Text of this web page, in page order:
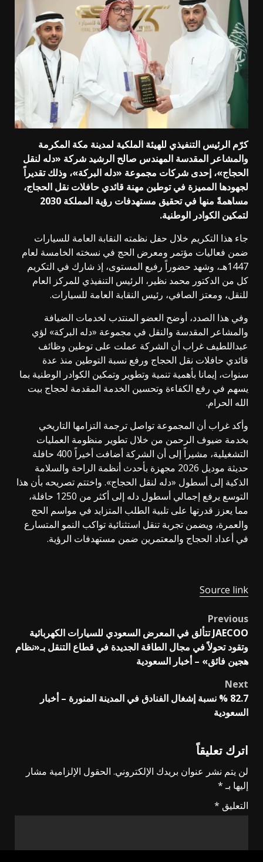
كرّم الرئيس التنفيذي للهيئة الملكية لمدينة مكة المكرمة
والمشاعر المقدسة المهندس صالح الرشيد شركة «دله لنقل
الحجاج»، إحدى شركات مجموعة «دله البركة»، وذلك تقديراً
لجهودها المميزة في توطين مهنة قائدي حافلات نقل الحجاج،
مساهمةً منها في تحقيق مستهدفات رؤية المملكة 2030
لتمكين الكوادر الوطنية.
جاء هذا التكريم خلال حفل نظمته النقابة العامة للسيارات
ضمن فعاليات مؤتمر ومعرض الحج في نسخته الخامسة لعام
1447هـ، وشهد حضوراً رفيع المستوى، إذ شارك في التكريم
كل من الدكتور محمد نظير، الرئيس التنفيذي للمركز العام
للنقل، ومعتز الصافي، رئيس النقابة العامة للسيارات.
وفي هذا الصدد، أوضح العضو المنتدب لخدمات الضيافة
والمشاعر المقدسة والنقل في مجموعة «دله البركة» لؤي
عبداللطيف غراب أن الشركة عملت على توطين وظائف
قائدي حافلات نقل الحجاج ورفع نسبة التوطين منذ عدة
سنوات، إيمانا بأهمية تنمية وتطوير وتمكين الكوادر الوطنية بما
يسهم في رفع الكفاءة وتحسين الخدمة المقدمة لحجاج بيت
الله الحرام.
وأكد غراب أن المجموعة تواصل ترجمة التزامها التاريخي
بخدمة ضيوف الرحمن من خلال تطوير منظومة العمليات
التشغيلية، مشيراً إلى أن الشركة أضافت أخيراً 400 حافلة
حديثة موديل 2026 مجهزة بأحدث أنظمة الراحة والسلامة
الذكية إلى أسطول «دله لنقل الحجاج». واختتم تصريحه بأن هذا
التوسع يرفع إجمالي أسطول دله إلى أكثر من 1250 حافلة،
مما يعزز قدرتها على تلبية الطلب المتزايد في مواسم الحج
والعمرة، ويضمن تجربة تنقل استثنائية تواكب النمو المتسارع
في أعداد الحجاج والمعتمرين ضمن مستهدفات الرؤية.
Source link
Post
navigation
Previous
JAECOO تتألق في المعرض السعودي للسيارات الكهربائية
وتقود تحولاً في مجال الطاقة الجديدة في قطاع التنقل بـ«نظام
هجين فائق» – أخبار السعودية
Next
82.7 % نسبة إشغال الفنادق في المدينة المنورة – أخبار
السعودية
اترك تعليقاً
لن يتم نشر عنوان بريدك الإلكتروني. الحقول الإلزامية مشار
إليها بـ*
التعليق *